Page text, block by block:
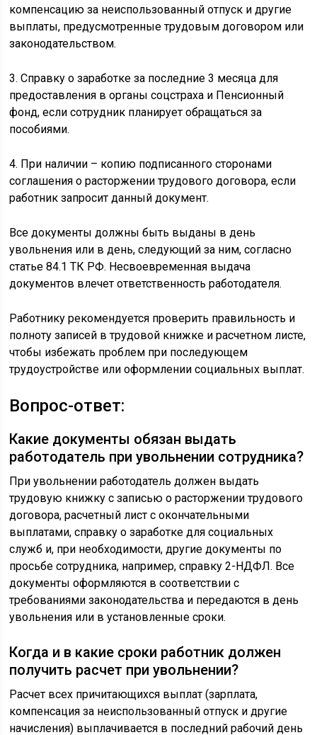
компенсацию за неиспользованный отпуск и другие
выплаты, предусмотренные трудовым договором или
законодательством.
3. Справку о заработке за последние 3 месяца для
предоставления в органы соцстраха и Пенсионный
фонд, если сотрудник планирует обращаться за
пособиями.
4. При наличии – копию подписанного сторонами
соглашения о расторжении трудового договора, если
работник запросит данный документ.
Все документы должны быть выданы в день
увольнения или в день, следующий за ним, согласно
статье 84.1 ТК РФ. Несвоевременная выдача
документов влечет ответственность работодателя.
Работнику рекомендуется проверить правильность и
полноту записей в трудовой книжке и расчетном листе,
чтобы избежать проблем при последующем
трудоустройстве или оформлении социальных выплат.
Вопрос-ответ:
Какие документы обязан выдать
работодатель при увольнении сотрудника?
При увольнении работодатель должен выдать
трудовую книжку с записью о расторжении трудового
договора, расчетный лист с окончательными
выплатами, справку о заработке для социальных
служб и, при необходимости, другие документы по
просьбе сотрудника, например, справку 2-НДФЛ. Все
документы оформляются в соответствии с
требованиями законодательства и передаются в день
увольнения или в установленные сроки.
Когда и в какие сроки работник должен
получить расчет при увольнении?
Расчет всех причитающихся выплат (зарплата,
компенсация за неиспользованный отпуск и другие
начисления) выплачивается в последний рабочий день